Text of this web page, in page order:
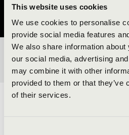
This website uses cookies
We use cookies to personalise
provide social media features
We also share information
our social media, advertising
may combine it with other
provided to them or that they’ve
of their services.
BÉRLET- ÉS JEGYÁRAK